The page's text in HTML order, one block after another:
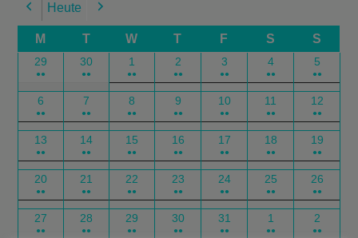
Previous
Heute Next
M T W T F S S
29
●●
30
●●
1
●●
2
●●
3
●●
4
●●
5
●●
6
●●
7
●●
8
●●
9
●●
10
●●
11
●●
12
●●
13
●●
14
●●
15
●●
16
●●
17
●●
18
●●
19
●●
20
●●
21
●●
22
●●
23
●●
24
●●
25
●●
26
●●
27
●●
28
●●
29
●●
30
●●
31
●●
1
●●
2
●●